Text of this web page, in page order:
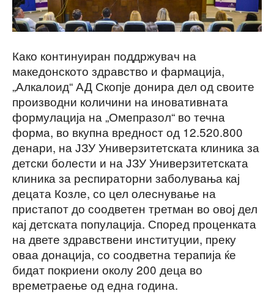
Како континуиран поддржувач на
македонското здравство и фармација,
„Алкалоид“ АД Скопје донира дел од своите
производни количини на иновативнaта
формулација на „Омепразол“ во течна
форма, во вкупна вредност од 12.520.800
денари, на ЈЗУ Универзитетската клиника за
детски болести и на ЈЗУ Универзитетската
клиника за респираторни заболувања кај
децата Козле, со цел олеснување на
пристапот до соодветен третман во овој дел
кај детската популација. Според проценката
на двете здравствени институции, преку
оваа донација, со соодветна терапија ќе
бидат покриени околу 200 деца во
времетраење од една година.